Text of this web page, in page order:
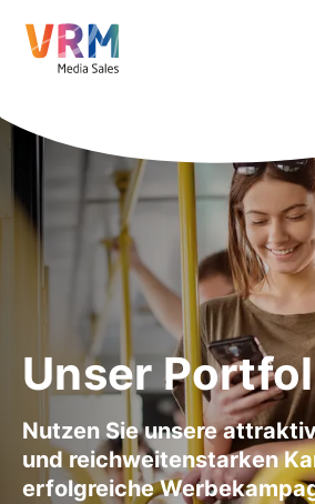
Unser
Nutzen Sie unsere
und reichweitenstarken
erfolgreiche